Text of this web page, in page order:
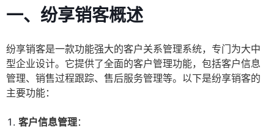
一、纷享销客概述
纷享销客是一款功能强大的客户关系管理系统，专门为大中
型企业设计。它提供了全面的客户管理功能，包括客户信息
管理、销售过程跟踪、售后服务管理等。以下是纷享销客的
主要功能：
客户信息管理：